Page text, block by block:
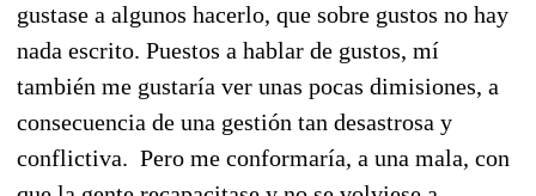
gustase a algunos hacerlo, que sobre gustos no hay
nada escrito. Puestos a hablar de gustos, mí
también me gustaría ver unas pocas dimisiones, a
consecuencia de una gestión tan desastrosa y
conflictiva. Pero me conformaría, a una mala, con